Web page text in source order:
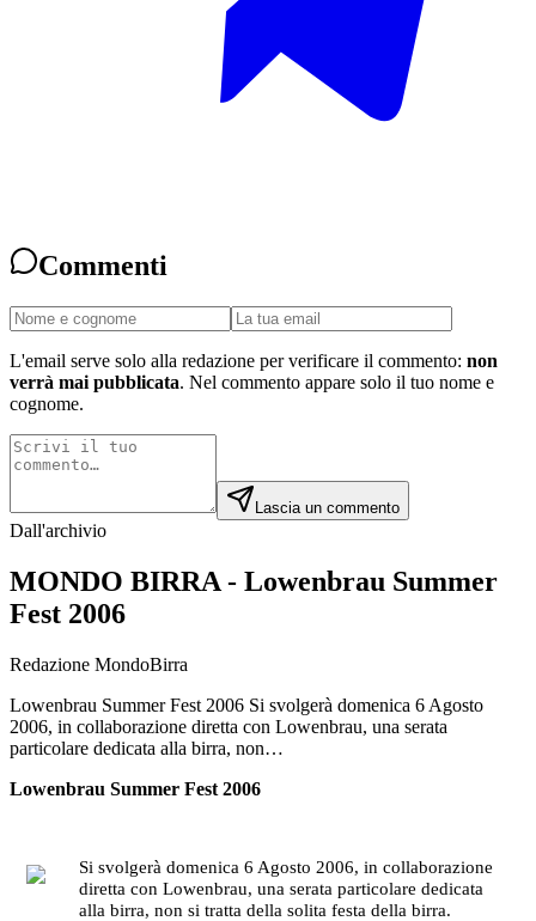
Commenti
L'email serve solo alla redazione per verificare il commento: non
verrà mai pubblicata. Nel commento appare solo il tuo nome e
cognome.
Lascia un commento
Dall'archivio
MONDO BIRRA - Lowenbrau Summer
Fest 2006
Redazione MondoBirra
Lowenbrau Summer Fest 2006 Si svolgerà domenica 6 Agosto
2006, in collaborazione diretta con Lowenbrau, una serata
particolare dedicata alla birra, non…
Lowenbrau Summer Fest 2006
Si svolgerà domenica 6 Agosto 2006, in collaborazione
diretta con Lowenbrau, una serata particolare dedicata
alla birra, non si tratta della solita festa della birra.